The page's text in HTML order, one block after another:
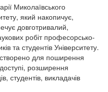
Миколаївського
який накопичує,
довготривалий,
робіт професорсько-
та студентів Університету.
для поширення
розширення
студентів, викладачів